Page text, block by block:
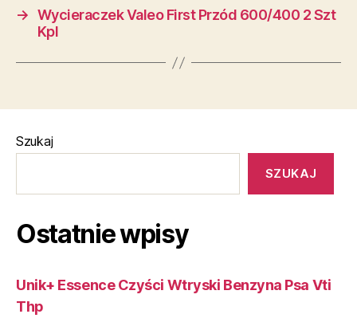
→ Wycieraczek Valeo First Przód 600/400 2 Szt
Kpl
Szukaj
SZUKAJ
Ostatnie wpisy
Unik+ Essence Czyści Wtryski Benzyna Psa Vti
Thp